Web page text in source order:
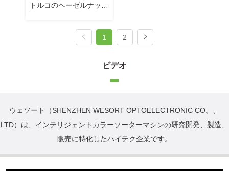
トルコのヘーゼルナッツ
プロセッサーがWESORT
1 2
ビデオ
ウェソート（SHENZHEN WESORT OPTOELECTRONIC CO。、
LTD）は、インテリジェントカラーソーターマシンの研究開発、製造、
販売に特化したハイテク企業です。